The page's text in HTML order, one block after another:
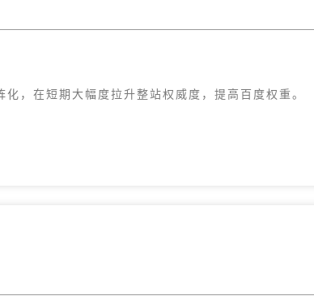
，在短期大幅度拉升整站权威度，提高百度权重。